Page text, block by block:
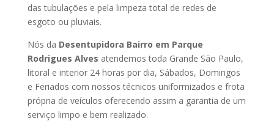
das tubulações e pela limpeza total de redes de
esgoto ou pluviais.
Nós da Desentupidora Bairro em Parque
Rodrigues Alves atendemos toda Grande São Paulo,
litoral e interior 24 horas por dia, Sábados, Domingos
e Feriados com nossos técnicos uniformizados e frota
própria de veículos oferecendo assim a garantia de um
serviço limpo e bem realizado.